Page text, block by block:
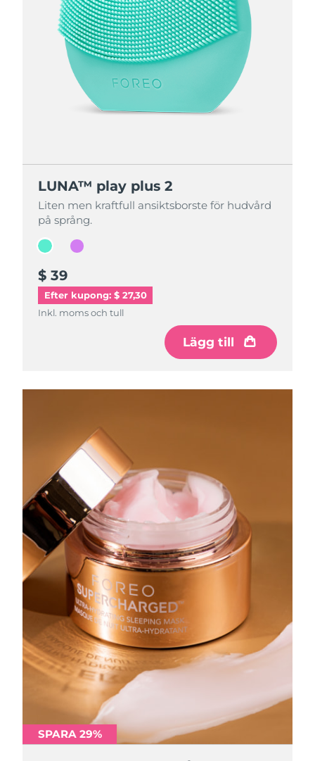
LUNA™ play plus 2
Liten men kraftfull ansiktsborste för hudvård
på språng.
$ 39
Efter kupong: $ 27,30
Inkl. moms och tull
Lägg till
LUNA™ play plus 2
Liten men kraftfull ansiktsborste för hudvård
på språng.
$ 39
Inkl. moms och tull
Lägg till
SPARA 29%